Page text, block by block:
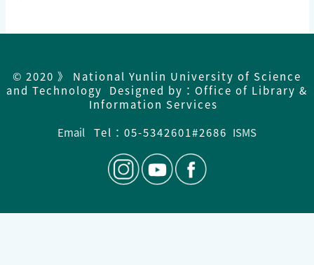
© 2020 》 National Yunlin University of Science
and Technology Designed by：Office of Library &
Information Services
Email
Tel：05-5342601#2686 ISMS